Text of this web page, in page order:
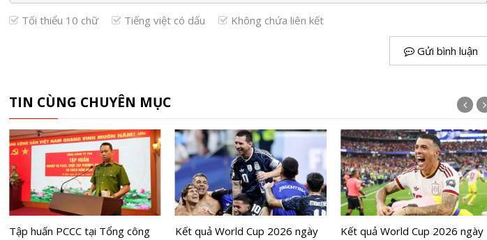
Tối thiểu 10 chữ Tiếng việt có dấu Không chứa liên kết
Gửi bình luận
TIN CÙNG CHUYÊN MỤC
Tập huấn PCCC tại Tổng công
Kết quả World Cup 2026 ngày
Kết quả World Cup 2026 ngày